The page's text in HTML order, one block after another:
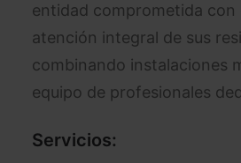
entidad comprometida con
atención integral de sus
combinando instalaciones
equipo de profesionales
Servicios: